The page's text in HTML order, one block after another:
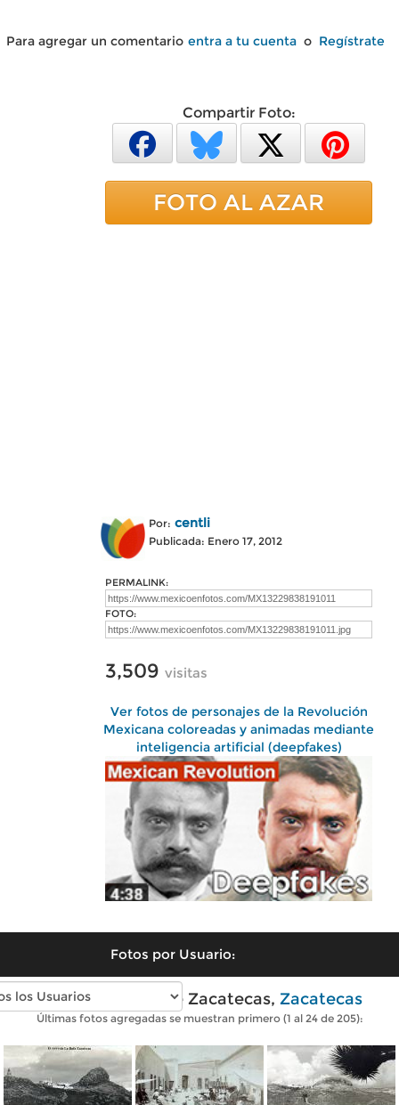
Para agregar un comentario entra a tu cuenta o Regístrate
Compartir Foto:
FOTO AL AZAR
Por: centli
Publicada: Enero 17, 2012
PERMALINK:
FOTO:
3,509 visitas
Ver fotos de personajes de la Revolución
Mexicana coloreadas y animadas mediante
inteligencia artificial (deepfakes)
Fotos por Usuario:
Fotos antiguas de Zacatecas, Zacatecas
Últimas fotos agregadas se muestran primero (1 al 24 de 205):